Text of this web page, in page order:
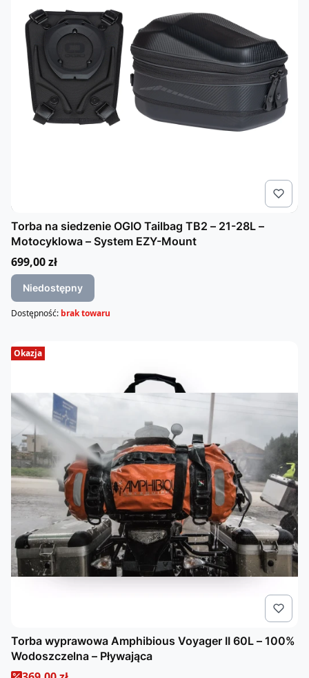
Torba na siedzenie OGIO Tailbag TB2 – 21-28L –
Motocyklowa – System EZY-Mount
Cena
699,00 zł
Niedostępny
Dostępność: brak towaru
Okazja
Torba wyprawowa Amphibious Voyager II 60L – 100%
Wodoszczelna – Pływająca